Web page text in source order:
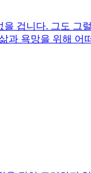
겁니다. 그도
과 욕망을 위해